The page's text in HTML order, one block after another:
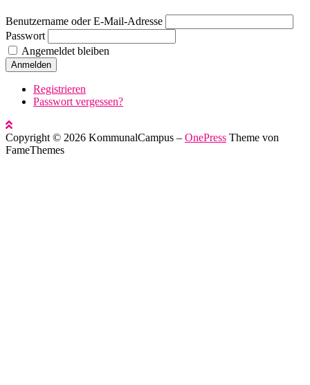
Benutzername oder E-Mail-Adresse
Passwort
Angemeldet bleiben
Anmelden
Registrieren
Passwort vergessen?
Copyright © 2026 KommunalCampus – OnePress Theme von
FameThemes